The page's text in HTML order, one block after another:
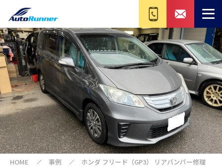
HOME 事例 ホンダ フリード（GP3） リアバンパー修理